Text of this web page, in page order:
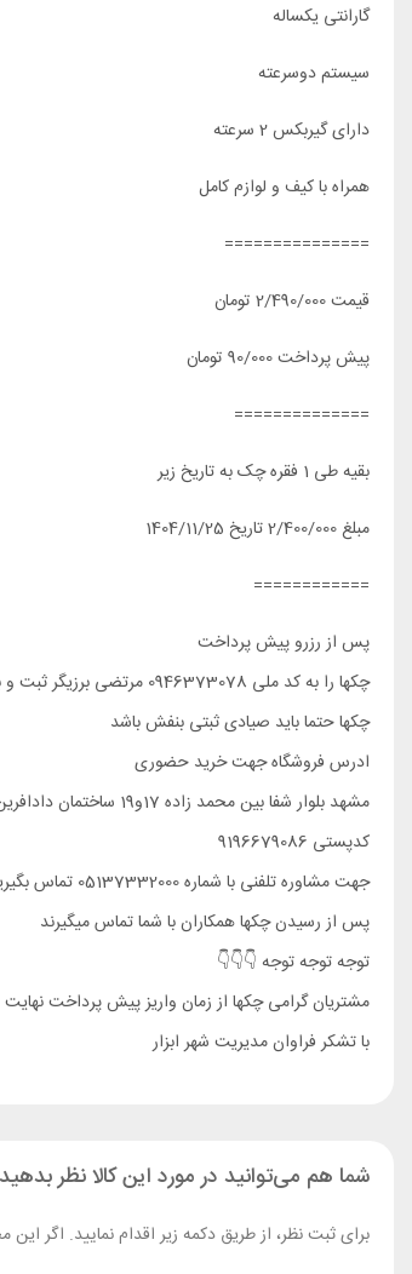
گارانتی یکساله
سیستم دوسرعته
دارای گیربکس 2 سرعته
همراه با کیف و لوازم کامل
===============
قیمت 2/490/000 تومان
پیش پرداخت 90/000 تومان
==============
بقیه طی 1 فقره چک به تاریخ زیر
مبلغ 2/400/000 تاریخ 1404/11/25
============
پس از رزرو پیش پرداخت
چکها را به کد ملی 0946373078 مرتضی برزیگر ثبت و به ادرس زیر ارسال فرمایید
چکها حتما باید صیادی ثبتی بنفش باشد
ادرس فروشگاه جهت خرید حضوری
مشهد بلوار شفا بین محمد زاده 17و19 ساختمان دادافرین فروشگاه شهر ابزار
کدپستی 9196679086
جهت مشاوره تلفنی با شماره 05137332000 تماس بگیرید
پس از رسیدن چکها همکاران با شما تماس میگیرند
توجه توجه توجه 👇👇👇
مشتریان گرامی چکها از زمان واریز پیش پرداخت نهایت ۱۰ روز بعد باید چک به دست ما برسد در غیر اینصورت کالای انتخابی لغو و باید کالای یا برند دیگری را انتخاب کنید
با تشکر فراوان مدیریت شهر ابزار
شما هم می‌توانید در مورد این کالا نظر
برای ثبت نظر، از طریق دکمه زیر اقدام نمایید. اگر